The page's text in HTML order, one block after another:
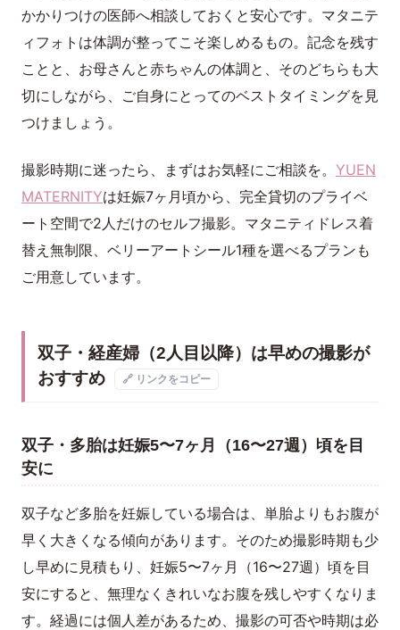
かかりつけの医師へ相談しておくと安心です。マタニテ
ィフォトは体調が整ってこそ楽しめるもの。記念を残す
ことと、お母さんと赤ちゃんの体調と、そのどちらも大
切にしながら、ご自身にとってのベストタイミングを見
つけましょう。
撮影時期に迷ったら、まずはお気軽にご相談を。 YUEN
MATERNITYは妊娠7ヶ月頃から、完全貸切のプライベ
ート空間で2人だけのセルフ撮影。マタニティドレス着
替え無制限、ベリーアートシール1種を選べるプランも
ご用意しています。
双子・経産婦（2人目以降）は早めの撮影が
おすすめ
🔗 リンクをコピー
双子・多胎は妊娠5〜7ヶ月（16〜27週）頃を目
安に
双子など多胎を妊娠している場合は、単胎よりもお腹が
早く大きくなる傾向があります。そのため撮影時期も少
し早めに見積もり、妊娠5〜7ヶ月（16〜27週）頃を目
安にすると、無理なくきれいなお腹を残しやすくなりま
す。経過には個人差があるため、撮影の可否や時期は必